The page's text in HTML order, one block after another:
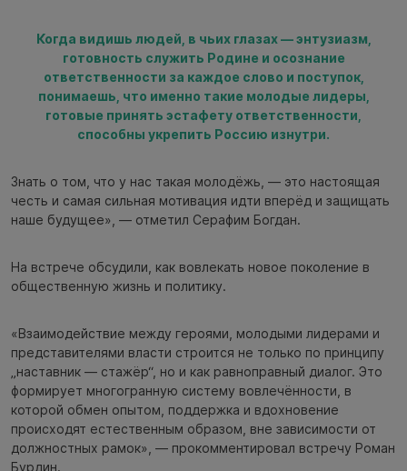
Когда видишь людей, в чьих глазах — энтузиазм,
готовность служить Родине и осознание
ответственности за каждое слово и поступок,
понимаешь, что именно такие молодые лидеры,
готовые принять эстафету ответственности,
способны укрепить Россию изнутри.
Знать о том, что у нас такая молодёжь, — это настоящая
честь и самая сильная мотивация идти вперёд и защищать
наше будущее», — отметил Серафим Богдан.
На встрече обсудили, как вовлекать новое поколение в
общественную жизнь и политику.
«Взаимодействие между героями, молодыми лидерами и
представителями власти строится не только по принципу
„наставник — стажёр“, но и как равноправный диалог. Это
формирует многогранную систему вовлечённости, в
которой обмен опытом, поддержка и вдохновение
происходят естественным образом, вне зависимости от
должностных рамок», — прокомментировал встречу Роман
Бурдин.